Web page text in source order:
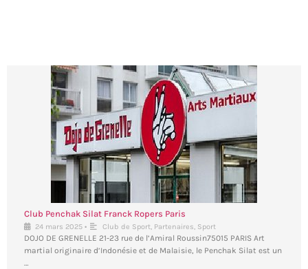
Club Penchak Silat Franck Ropers Paris
24 mars 2025 • Club de Sport, Partenaires, Sport
DOJO DE GRENELLE 21-23 rue de l’Amiral Roussin75015 PARIS Art
martial originaire d’Indonésie et de Malaisie, le Penchak Silat est un
…